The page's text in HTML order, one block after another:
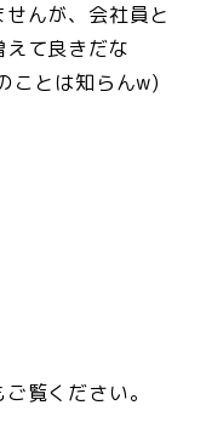
んが、会社員と
て良きだな
ことは知らんw)
覧ください。